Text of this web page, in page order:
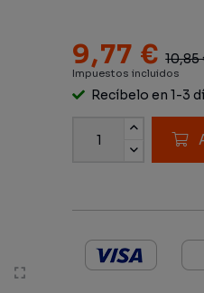
9,77 € 10,85
Impuestos incluidos
Recíbelo en 1-3